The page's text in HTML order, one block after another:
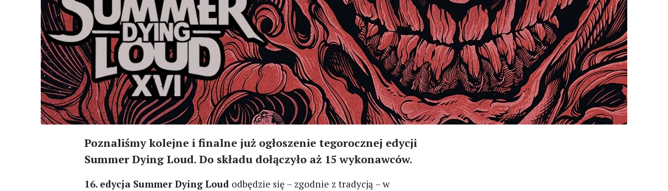
Poznaliśmy kolejne i finalne już ogłoszenie tegorocznej edycji
Summer Dying Loud. Do składu dołączyło aż 15 wykonawców.
16. edycja Summer Dying Loud odbędzie się – zgodnie z tradycją – w